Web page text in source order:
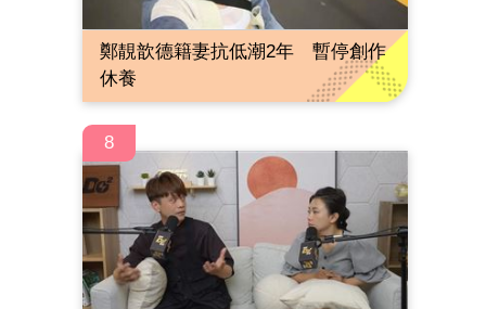
鄭靚歆德籍妻抗低潮2年 暫停創作
休養
8